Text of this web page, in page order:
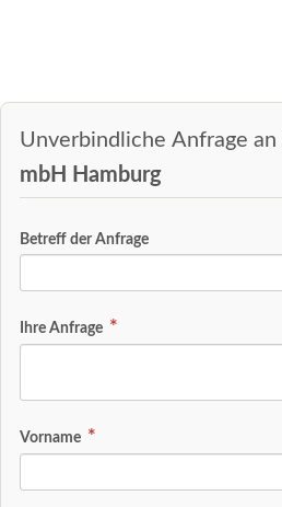
Unverbindliche Anfrage an
mbH Hamburg
Betreff der Anfrage
Ihre Anfrage
Vorname